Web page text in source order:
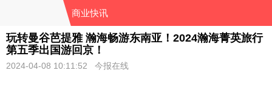
商业快讯
玩转曼谷芭提雅 瀚海畅游东南亚！2024瀚海菁英旅行
第五季出国游回京！
2024-04-08 10:11:52 今报在线